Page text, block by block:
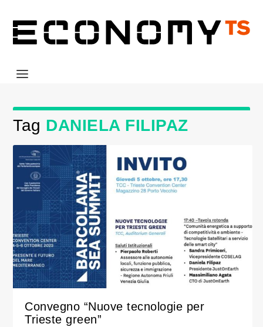
Tag DANIELA FILIPAZ
Convegno “Nuove tecnologie per
Trieste green”